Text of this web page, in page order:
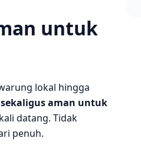
untuk
lokal hingga
aman untuk
datang. Tidak
penuh.